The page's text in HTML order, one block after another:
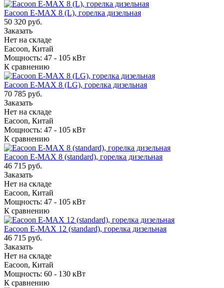
Eacoon E-MAX 8 (L), горелка дизельная
50 320 руб.
Заказать
Нет на складе
Eacoon, Китай
Мощность: 47 - 105 кВт
К сравнению
Eacoon E-MAX 8 (LG), горелка дизельная
70 785 руб.
Заказать
Нет на складе
Eacoon, Китай
Мощность: 47 - 105 кВт
К сравнению
Eacoon E-MAX 8 (standard), горелка дизельная
46 715 руб.
Заказать
Нет на складе
Eacoon, Китай
Мощность: 47 - 105 кВт
К сравнению
Eacoon E-MAX 12 (standard), горелка дизельная
46 715 руб.
Заказать
Нет на складе
Eacoon, Китай
Мощность: 60 - 130 кВт
К сравнению